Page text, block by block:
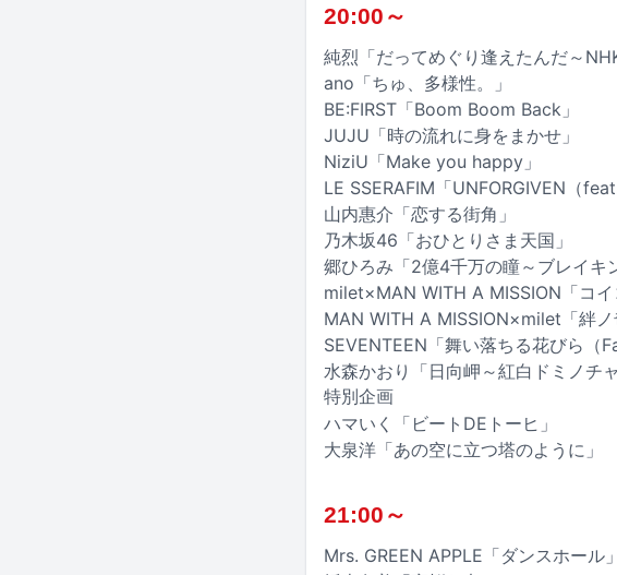
20:00～
純烈「だってめぐり逢えたんだ～
ano「ちゅ、多様性。」
BE:FIRST「Boom Boom Back」
JUJU「時の流れに身をまかせ」
NiziU「Make you happy」
LE SSERAFIM「UNFORGIVEN（
山内惠介「恋する街角」
乃木坂46「おひとりさま天国」
郷ひろみ「2億4千万の瞳～ブレイキ
milet×MAN WITH A MISSION「コイ
MAN WITH A MISSION×milet「絆ノ
SEVENTEEN「舞い落ちる花びら（
水森かおり「日向岬～紅白ドミノチ
特別企画
ハマいく「ビートDEトーヒ」
大泉洋「あの空に立つ塔のように」
21:00～
Mrs. GREEN APPLE「ダンスホール」